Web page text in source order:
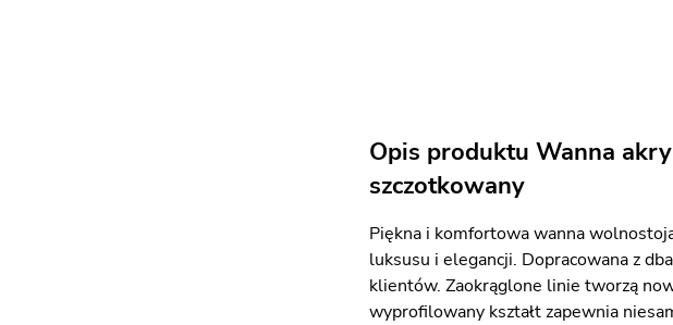
Opis produktu Wanna
szczotkowany
Piękna i komfortowa wanna
luksusu i elegancji. Dopracowana z
klientów. Zaokrąglone linie tworzą
wyprofilowany kształt zapewnia